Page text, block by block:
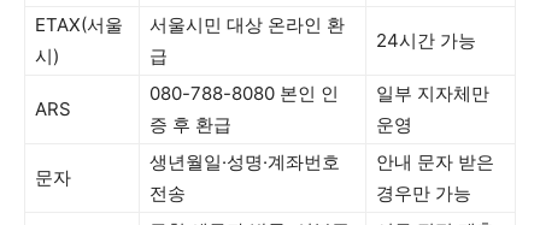
ETAX(서울
시)
서울시민 대상 온라인 환
급
24시간 가능
ARS
080-788-8080 본인 인
증 후 환급
일부 지자체만
운영
문자
생년월일·성명·계좌번호
전송
안내 문자 받은
경우만 가능